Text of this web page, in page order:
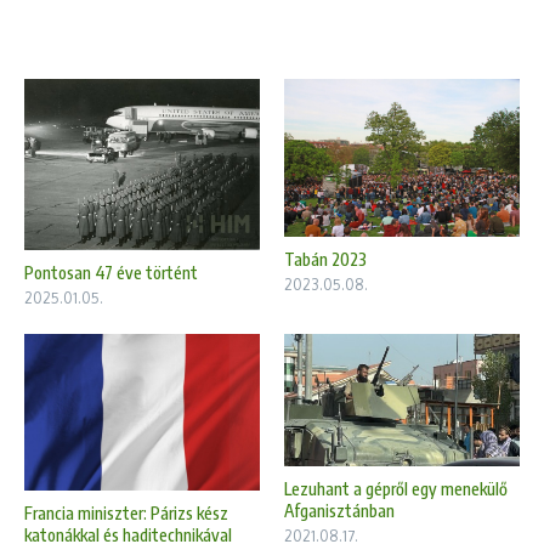
Pontosan 47 éve történt
2025.01.05.
Tabán 2023
2023.05.08.
Francia miniszter: Párizs kész
katonákkal és haditechnikával
Lezuhant a gépről egy menekülő
Afganisztánban
2021.08.17.